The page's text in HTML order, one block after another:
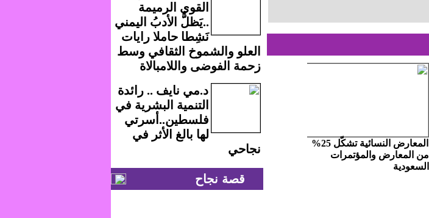
المعارض النسائية تشكّل 25%
من المعارض والمؤتمرات
السعودية
القوي الرميمة
..يَظلُّ الأدبُ اليمني
نَشِطا حاملا رايات
العلو والشموخ الثقافي وسط
زحمة الفوضى واللامبالاة
د.مي نايف .. رائدة
التنمية البشرية في
فلسطين..أسرتي
لها بالغ الأثر في
نجاحي
قصة نجاح